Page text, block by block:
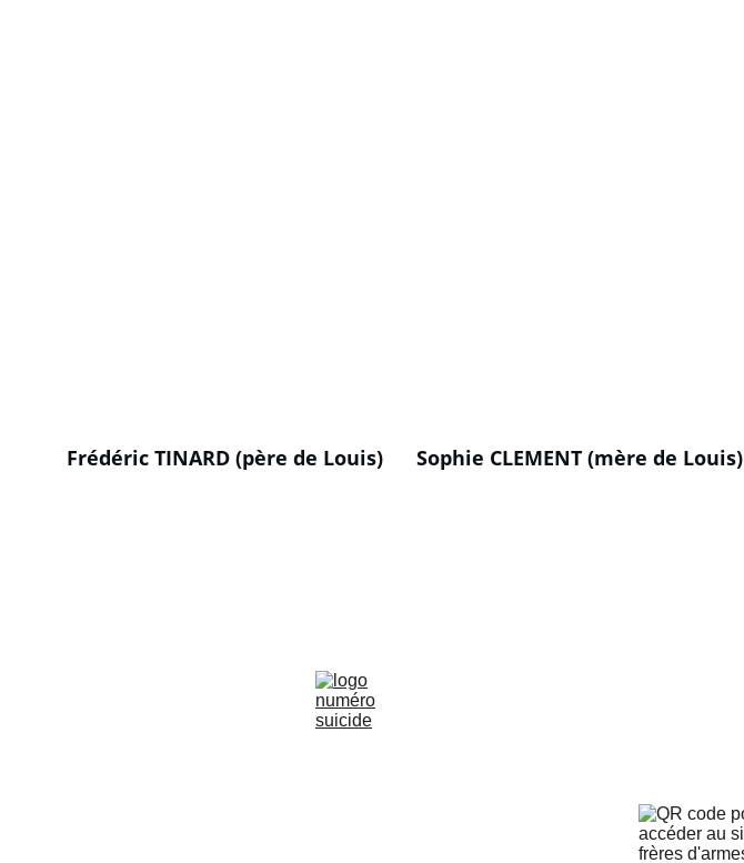
Frédéric TINARD (père de Louis) Sophie CLEMENT (mère de Louis)